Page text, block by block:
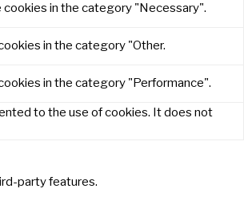
cookies in the category "Necessary".
in the category "Other.
in the category "Performance".
to the use of cookies. It does not
party features.